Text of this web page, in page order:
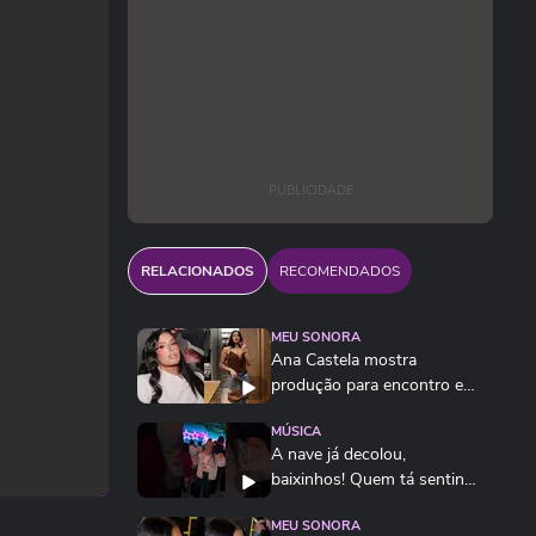
PUBLICIDADE
RELACIONADOS RECOMENDADOS
MEU SONORA
Ana Castela mostra
produção para encontro e
MÚSICA
A nave já decolou,
baixinhos! Quem tá sentindo
MEU SONORA